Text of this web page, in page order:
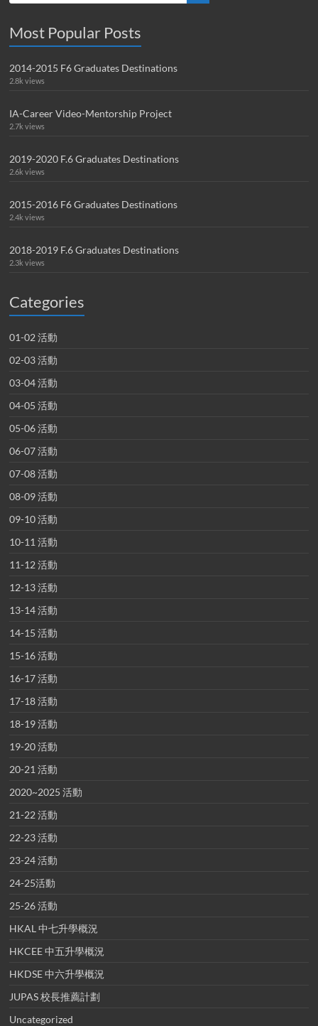
Most Popular Posts
2014-2015 F6 Graduates Destinations
2.8k views
IA-Career Video-Mentorship Project
2.7k views
2019-2020 F.6 Graduates Destinations
2.6k views
2015-2016 F6 Graduates Destinations
2.4k views
2018-2019 F.6 Graduates Destinations
2.3k views
Categories
01-02 活動
02-03 活動
03-04 活動
04-05 活動
05-06 活動
06-07 活動
07-08 活動
08-09 活動
09-10 活動
10-11 活動
11-12 活動
12-13 活動
13-14 活動
14-15 活動
15-16 活動
16-17 活動
17-18 活動
18-19 活動
19-20 活動
20-21 活動
2020~2025 活動
21-22 活動
22-23 活動
23-24 活動
24-25活動
25-26 活動
HKAL 中七升學概況
HKCEE 中五升學概況
HKDSE 中六升學概況
JUPAS 校長推薦計劃
Uncategorized